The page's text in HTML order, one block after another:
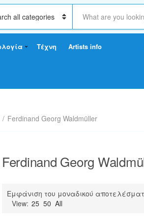
S
a
c
x
Τέχνη Artists info
/ Ferdinand Georg Waldmüller
Ferdinand Georg
Εμφάνιση του μοναδικού
View: 25 50 All